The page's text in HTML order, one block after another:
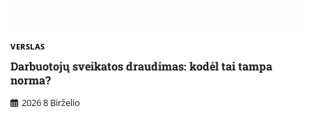
VERSLAS
Darbuotojų sveikatos draudimas: kodėl tai tampa
norma?
2026 8 Birželio